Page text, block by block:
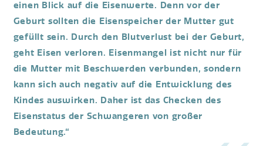
einen Blick auf die Eisenwerte. Denn vor der
Geburt sollten die Eisenspeicher der Mutter gut
gefüllt sein. Durch den Blutverlust bei der Geburt,
geht Eisen verloren. Eisenmangel ist nicht nur für
die Mutter mit Beschwerden verbunden, sondern
kann sich auch negativ auf die Entwicklung des
Kindes auswirken. Daher ist das Checken des
Eisenstatus der Schwangeren von großer
Bedeutung.“